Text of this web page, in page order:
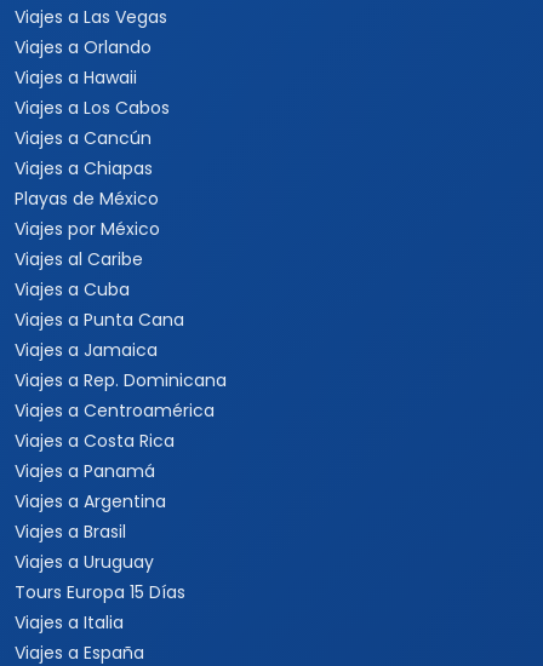
Viajes a Las Vegas
Viajes a Orlando
Viajes a Hawaii
Viajes a Los Cabos
Viajes a Cancún
Viajes a Chiapas
Playas de México
Viajes por México
Viajes al Caribe
Viajes a Cuba
Viajes a Punta Cana
Viajes a Jamaica
Viajes a Rep. Dominicana
Viajes a Centroamérica
Viajes a Costa Rica
Viajes a Panamá
Viajes a Argentina
Viajes a Brasil
Viajes a Uruguay
Tours Europa 15 Días
Viajes a Italia
Viajes a España